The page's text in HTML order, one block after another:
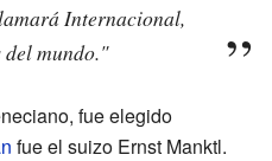
Internacional,
del mundo."
fue elegido
fue el suizo Ernst Manktl.